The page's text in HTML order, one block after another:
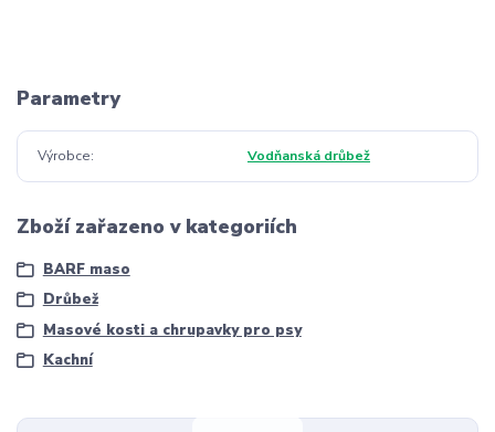
Parametry
Výrobce Vodňanská drůbež
Zboží zařazeno v kategoriích
BARF maso
Drůbež
Masové kosti a chrupavky pro psy
Kachní